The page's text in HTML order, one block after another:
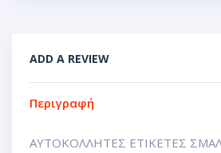
ADD A REVIEW
Περιγραφή
ΑΥΤΟΚΟΛΛΗΤΕΣ ΕΤΙΚΕΤΕΣ